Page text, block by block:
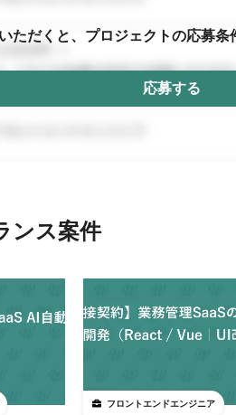
ただくと、プロジェクトの応募条
応募する
ンス案件
フロントエンドエンジニア